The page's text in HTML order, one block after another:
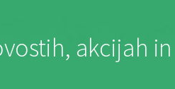
akcijah